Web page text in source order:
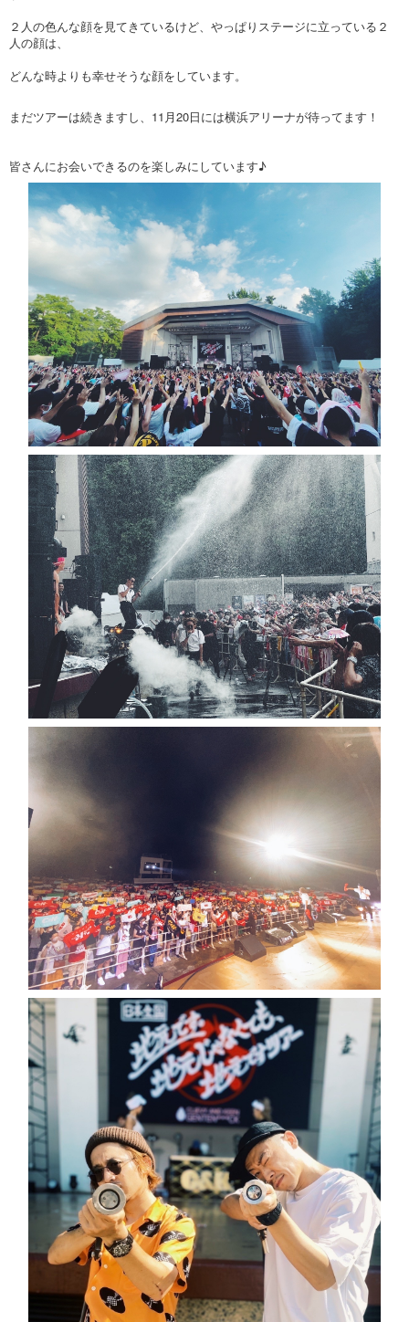
２人の色んな顔を見てきているけど、やっぱりステージに立っている２
人の顔は、
どんな時よりも幸せそうな顔をしています。
まだツアーは続きますし、11月20日には横浜アリーナが待ってます！
皆さんにお会いできるのを楽しみにしています♪